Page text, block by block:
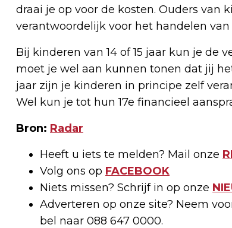
draai je op voor de kosten. Ouders van
verantwoordelijk voor het handelen
Bij kinderen van 14 of 15 jaar kun je de
moet je wel aan kunnen tonen dat jij
jaar zijn je kinderen in principe zelf
Wel kun je tot hun 17e financieel
Bron: Radar
Heeft u iets te melden? Mail onze
Volg ons op FACEBOOK
Niets missen? Schrijf in op onze
Adverteren op onze site? Neem
bel naar 088 647 0000.